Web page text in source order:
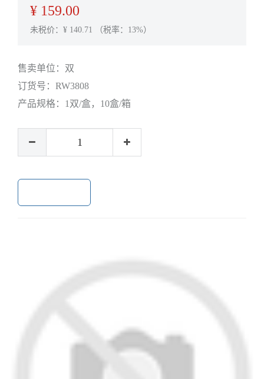
¥ 159.00
未税价：¥ 140.71 （税率：13%）
售卖单位： 双
订货号： RW3808
产品规格： 1双/盒，10盒/箱